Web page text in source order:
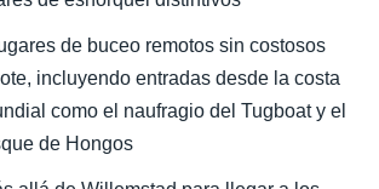
de buceo remotos sin costosos
incluyendo entradas desde la costa
como el naufragio del Tugboat y el
de Hongos